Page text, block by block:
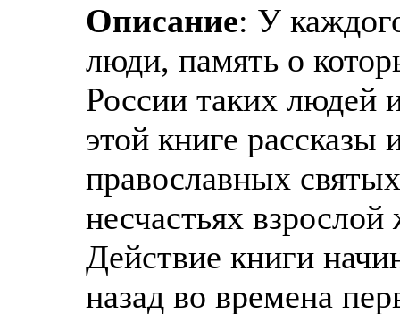
Описание: У
люди, память о
России таких людей
этой книге рассказы
православных
несчастьях
Действие книги
назад во времена